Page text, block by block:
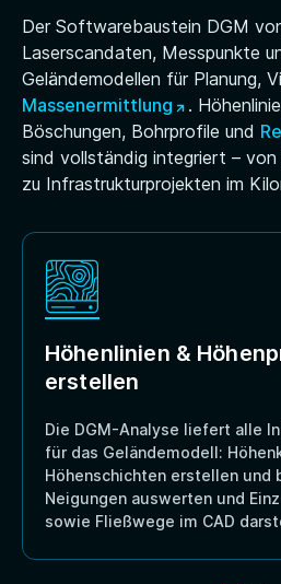
Der Softwarebaustein DGM
Laserscandaten, Messpunkte
Geländemodellen für Planung,
Massenermittlung
.
Böschungen, Bohrprofile und
sind vollständig integriert – von
zu Infrastrukturprojekten im
Höhenlinien &
erstellen
Die DGM-Analyse liefert alle
für das Geländemodell:
Höhenschichten erstellen und
Neigungen auswerten und
sowie Fließwege im CAD